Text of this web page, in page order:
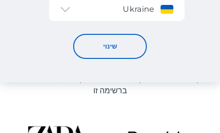
Ukraine
שינוי
קטלוג חנויות
קטלוג חנויות
ברשימה זו